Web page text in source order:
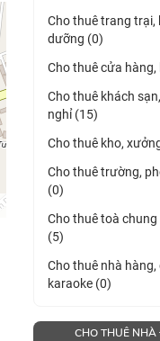
Cho thuê trang trại,
dưỡng (0)
Cho thuê cửa hàng,
Cho thuê khách
nghỉ (15)
Cho thuê kho,
Cho thuê trường,
(0)
Cho thuê toà
(5)
Cho thuê nhà hàng,
karaoke (0)
CHO THUÊ